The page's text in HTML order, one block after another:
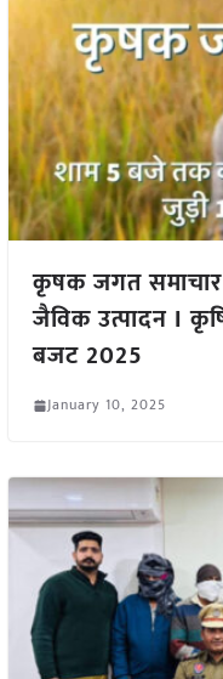
कृषक जगत
जैविक उत्पादन I
बजट 2025
January 10, 2025